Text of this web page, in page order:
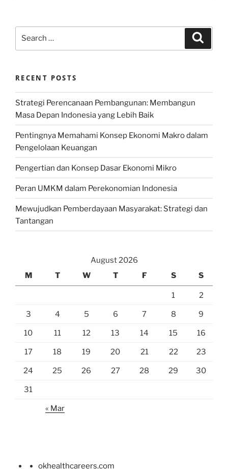
RECENT POSTS
Strategi Perencanaan Pembangunan: Membangun
Masa Depan Indonesia yang Lebih Baik
Pentingnya Memahami Konsep Ekonomi Makro dalam
Pengelolaan Keuangan
Pengertian dan Konsep Dasar Ekonomi Mikro
Peran UMKM dalam Perekonomian Indonesia
Mewujudkan Pemberdayaan Masyarakat: Strategi dan
Tantangan
August 2026
M
T W T F S S
1 2
3 4 5 6 7 8 9
10 11 12 13 14 15 16
17 18 19 20 21 22 23
24 25 26 27 28 29 30
31
« Mar
okhealthcareers.com